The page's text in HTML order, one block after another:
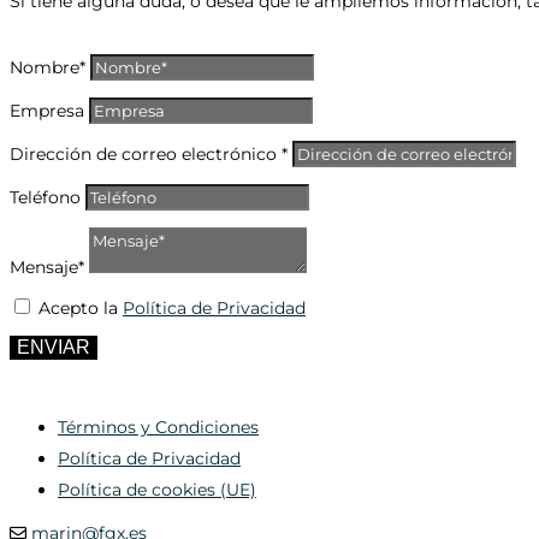
Nombre*
Empresa
Dirección de correo electrónico *
Teléfono
Mensaje*
Acepto la Política de Privacidad
ENVIAR
Términos y Condiciones
Política de Privacidad
Política de cookies (UE)
marin@fgx.es